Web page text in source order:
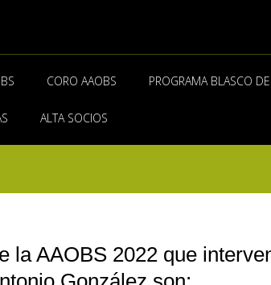
CORO AAOBS PROGRAMA BLASCO
ALTA SOCIOS
AAOBS 2022 que